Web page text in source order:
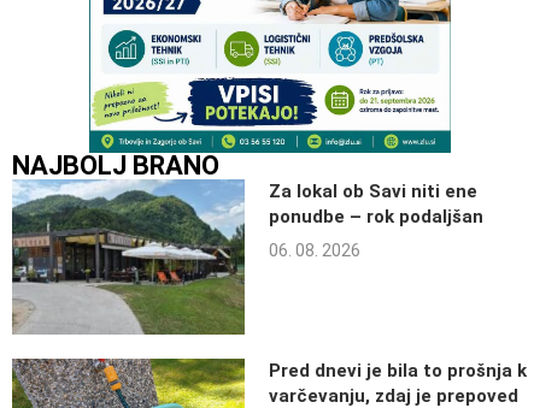
NAJBOLJ BRANO
Za lokal ob Savi niti ene
ponudbe – rok podaljšan
06. 08. 2026
Pred dnevi je bila to prošnja k
varčevanju, zdaj je prepoved